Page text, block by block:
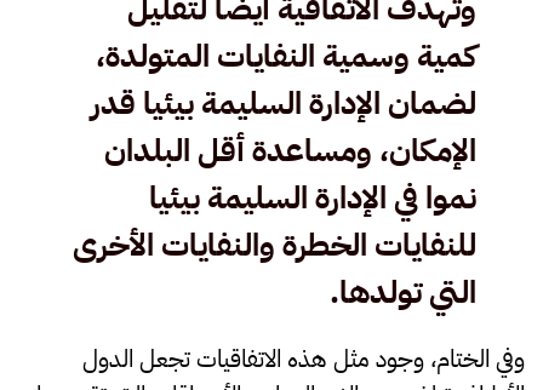
كمية وسمية النفايات المتولدة،
لضمان الإدارة السليمة بيئيا قدر
الإمكان، ومساعدة أقل البلدان
نموا في الإدارة السليمة بيئيا
للنفايات الخطرة والنفايات الأخرى
التي تولدها.
وفي الختام، وجود مثل هذه الاتفاقيات تجعل الدول